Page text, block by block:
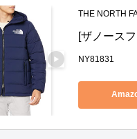
THE NORTH
[ザノース
NY81831